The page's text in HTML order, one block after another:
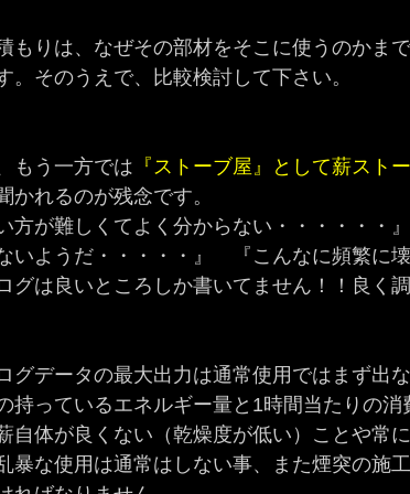
もりは、なぜその部材をそこに使うのかま
。そのうえで、比較検討して下さい。
もう一方では 『ストーブ屋』として薪スト
かれるのが残念です。
い方が難しくてよく分からない・・・・・
いようだ・・・・・』 『こんなに頻繁に壊
グは良いところしか書いてません！！良く
グデータの最大出力は通常使用ではまず出
持っているエネルギー量と1時間当たりの
自体が良くない（乾燥度が低い）ことや常
暴な使用は通常はしない事、また煙突の施